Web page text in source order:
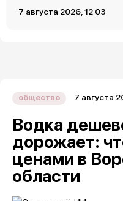
7 августа 2026, 12:03
общество 7 августа
Водка
дорожает:
ценами в
области